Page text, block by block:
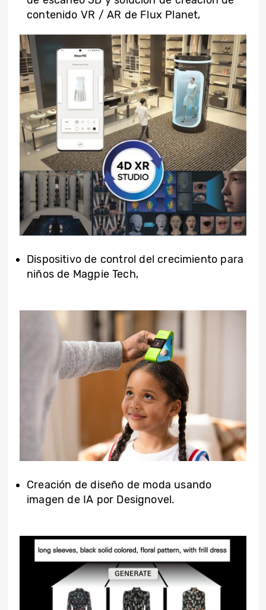
contenido VR / AR de Flux Planet,
Dispositivo de control del crecimiento para
niños de Magpie Tech,
Creación de diseño de moda usando
imagen de IA por Designovel.